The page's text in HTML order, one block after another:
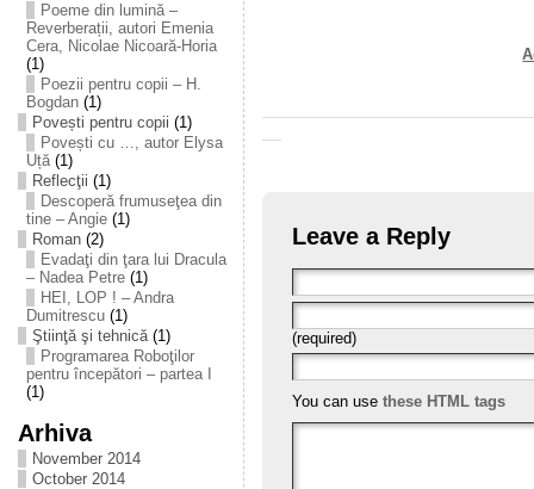
Poeme din lumină –
Reverberații, autori Emenia
Cera, Nicolae Nicoară-Horia
(1)
Poezii pentru copii – H.
Bogdan(1)
Povești pentru copii (1)
Povești cu …, autor Elysa
Uță(1)
Reflecţii (1)
Descoperă frumuseţea din
tine – Angie(1)
Roman(2)
Evadaţi din ţara lui Dracula
– Nadea Petre(1)
HEI, LOP ! – Andra
Dumitrescu(1)
Ştiinţă şi tehnică(1)
Programarea Roboţilor
pentru începători – partea I
(1)
Arhiva
November 2014
October 2014
Leave a Reply
(required)
You can use these HTML tags